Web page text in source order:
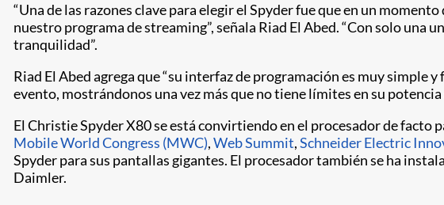
“Una de las razones clave para elegir el Spyder fue que en un
nuestro programa de streaming”, señala Riad El Abed. “Con solo una
tranquilidad”.
Riad El Abed agrega que “su interfaz de programación es muy
evento, mostrándonos una vez más que no tiene límites en su potencia
El Christie Spyder X80 se está convirtiendo en el procesador de facto
Mobile World Congress (MWC),Web Summit,Schneider Electric
Spyder para sus pantallas gigantes. El procesador también se ha
Daimler.